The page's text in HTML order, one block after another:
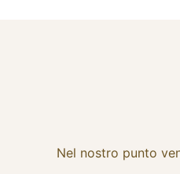
Nel nostro punto